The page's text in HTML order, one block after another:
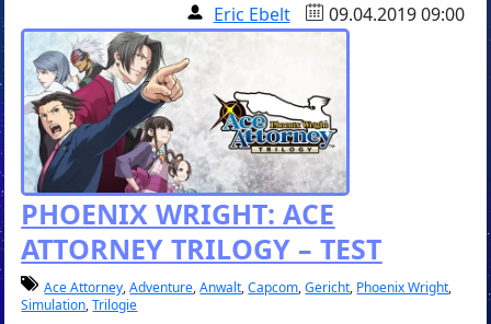
Eric Ebelt 09.04.2019 09:00
PHOENIX WRIGHT: ACE
ATTORNEY TRILOGY – TEST
Ace Attorney,Adventure,Anwalt,Capcom,Gericht, Phoenix Wright,
Simulation,Trilogie